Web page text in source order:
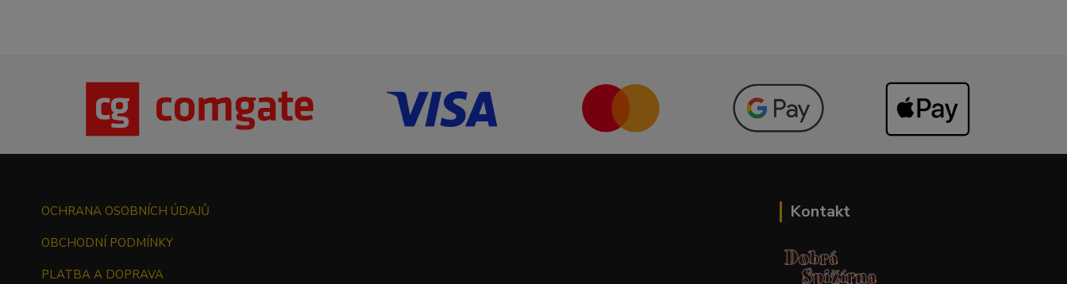
OCHRANA OSOBNÍCH ÚDAJŮ
OBCHODNÍ PODMÍNKY
PLATBA A DOPRAVA
Kontakt